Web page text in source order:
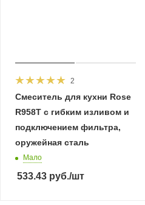
2
Смеситель для кухни Rose
R958T с гибким изливом и
подключением фильтра,
оружейная сталь
Мало
533.43руб./шт